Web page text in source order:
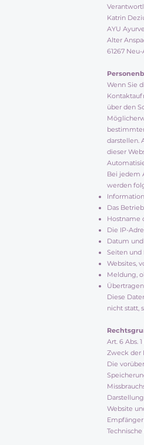
Katrin
AYU
Alter
61267
Wenn Sie
über den
darstellen.
dieser
Bei jedem
werden
Das
Hostname
Die IP-
Datum
Seiten und
Websites,
Meldung,
Diese
nicht statt,
Art. 6 Abs.
Zweck der
Die
Website
Empfänger